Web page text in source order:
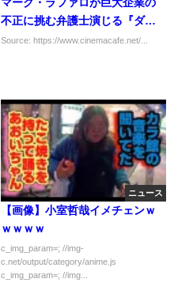
不正に挑む弁護士演じる『ダー
ク・ウォーターズ』公開決定
Source: https://www.cinemacafe.net/...
ニュース
【画像】小室哲哉イメチェンｗ
ｗｗｗｗ
c_img_param=; //img-
c.net/output/category/anime.js
c_img_param=; //img...